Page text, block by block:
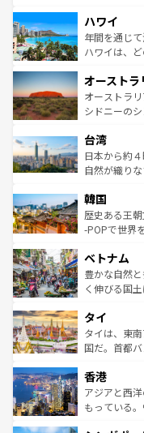
ば市内交通費無
着のスイス
のような巨
ンメントが
西部には大
部のニュー
文化が魅力
しみながら
ならではの贅沢な旅
情報はコン
ハワイ
年間を通じ
ハワイは、
ワイ島は見
島だが、静
おすすめ。
れるおもて
人々、おい
ク、伝統的
ワイを、存分に味わっ
はコンテン
オーストラ
オーストラ
シドニーの
リアリーフ
ク）、タス
ど、見どこ
いる。アク
ビング、ハ
い。オース
参照してほし
台湾
日本から約
自然が織り
ン）、静ひつ
と山間の静
驚きをもた
容にもいいと
照してほしい
韓国
歴史ある王
-POPで世界
き、地方に足
できる。そ
まで、さま
リティに包
覧を参照し
ベトナム
豊かな自然
く伸びる国
急速な発展
ーチミン市
醸し出して
とつ。フォ
ひ現地で味
が旅行者を
タイ
タイは、東
国だ。首都
の活気が交
帯で自然と
いビーチで
香港
アジアと西
もっている